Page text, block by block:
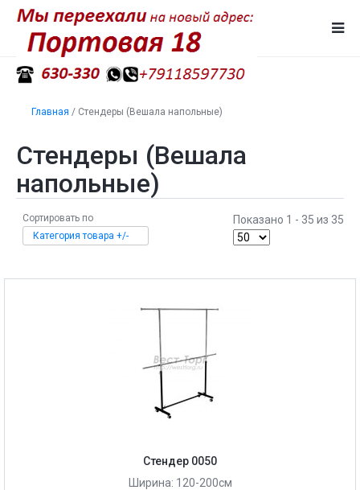
Главная / Стендеры (Вешала напольные)
Стендеры (Вешала
напольные)
Сортировать по
Категория товара +/-
Показано 1 - 35 из 35
Стендер 0050
Ширина: 120-200см